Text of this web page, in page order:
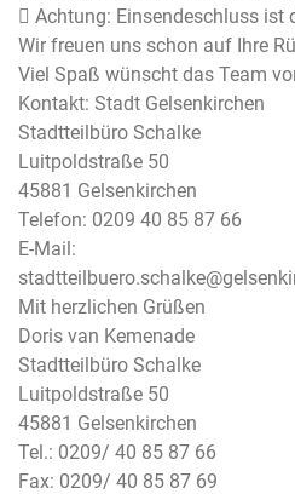
 Achtung: Einsendeschluss ist
Wir freuen uns schon auf Ihre
Viel Spaß wünscht das Team
Kontakt: Stadt Gelsenkirchen
Stadtteilbüro Schalke
Luitpoldstraße 50
45881 Gelsenkirchen
Telefon: 0209 40 85 87 66
E-Mail:
Mit herzlichen Grüßen
Doris van Kemenade
Stadtteilbüro Schalke
Luitpoldstraße 50
45881 Gelsenkirchen
Tel.: 0209/ 40 85 87 66
Fax: 0209/ 40 85 87 69